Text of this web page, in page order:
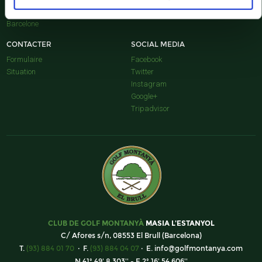
Osona
Barcelone
CONTACTER
Formulaire
Situation
SOCIAL MEDIA
Facebook
Twitter
Instagram
Google+
Tripadvisor
CLUB DE GOLF MONTANYÀMASIA L'ESTANYOL
C/ Afores s/n, 08553 El Brull (Barcelona)
T. (93) 884 01 70 · F. (93) 884 04 07 · E. info@golfmontanya.com